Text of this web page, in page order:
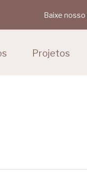
Baixe nosso
Projetos